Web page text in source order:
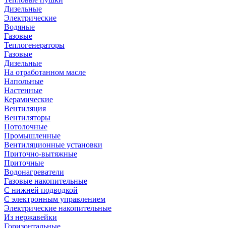
Дизельные
Электрические
Водяные
Газовые
Теплогенераторы
Газовые
Дизельные
На отработанном масле
Напольные
Настенные
Керамические
Вентиляция
Вентиляторы
Потолочные
Промышленные
Вентиляционные установки
Приточно-вытяжные
Приточные
Водонагреватели
Газовые накопительные
С нижней подводкой
С электронным управлением
Электрические накопительные
Из нержавейки
Горизонтальные